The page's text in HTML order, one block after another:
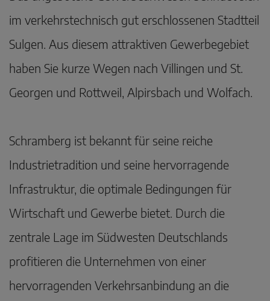
im verkehrstechnisch gut erschlossenen Stadtteil
Sulgen. Aus diesem attraktiven Gewerbegebiet
haben Sie kurze Wegen nach Villingen und St.
Georgen und Rottweil, Alpirsbach und Wolfach.
Schramberg ist bekannt für seine reiche
Industrietradition und seine hervorragende
Infrastruktur, die optimale Bedingungen für
Wirtschaft und Gewerbe bietet. Durch die
zentrale Lage im Südwesten Deutschlands
profitieren die Unternehmen von einer
hervorragenden Verkehrsanbindung an die